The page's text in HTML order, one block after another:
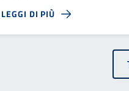
LEGGI DI PIÙ